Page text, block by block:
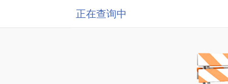
正在查询中